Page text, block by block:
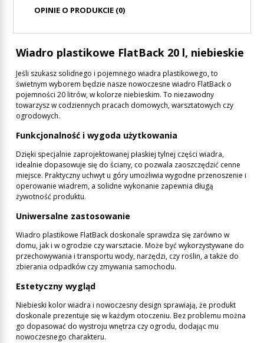
OPINIE O PRODUKCIE (0)
Wiadro plastikowe FlatBack 20 l, niebieskie
Jeśli szukasz solidnego i pojemnego wiadra plastikowego, to
świetnym wyborem będzie nasze nowoczesne wiadro FlatBack o
pojemności 20 litrów, w kolorze niebieskim. To niezawodny
towarzysz w codziennych pracach domowych, warsztatowych czy
ogrodowych.
Funkcjonalność i wygoda użytkowania
Dzięki specjalnie zaprojektowanej płaskiej tylnej części wiadra,
idealnie dopasowuje się do ściany, co pozwala zaoszczędzić cenne
miejsce. Praktyczny uchwyt u góry umożliwia wygodne przenoszenie i
operowanie wiadrem, a solidne wykonanie zapewnia długą
żywotność produktu.
Uniwersalne zastosowanie
Wiadro plastikowe FlatBack doskonale sprawdza się zarówno w
domu, jak i w ogrodzie czy warsztacie. Może być wykorzystywane do
przechowywania i transportu wody, narzędzi, czy roślin, a także do
zbierania odpadków czy zmywania samochodu.
Estetyczny wygląd
Niebieski kolor wiadra i nowoczesny design sprawiają, że produkt
doskonale prezentuje się w każdym otoczeniu. Bez problemu można
go dopasować do wystroju wnętrza czy ogrodu, dodając mu
nowoczesnego charakteru.